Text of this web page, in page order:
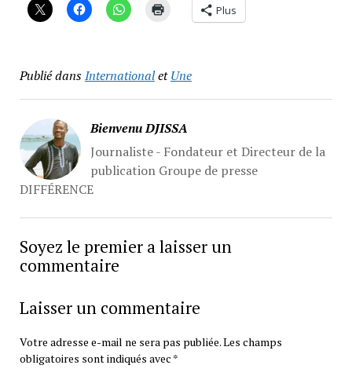
Plus
Publié dansInternationaletUne
Bienvenu DJISSA
Journaliste - Fondateur et Directeur de la
publication Groupe de presse
DIFFÉRENCE
Soyez le premier a laisser un
commentaire
Laisser un commentaire
Votre adresse e-mail ne sera pas publiée.Les champs
obligatoires sont indiqués avec *